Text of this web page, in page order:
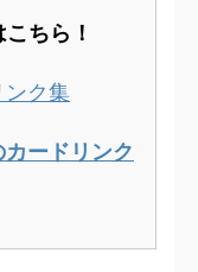
ちら！
ンク集
ードリンク